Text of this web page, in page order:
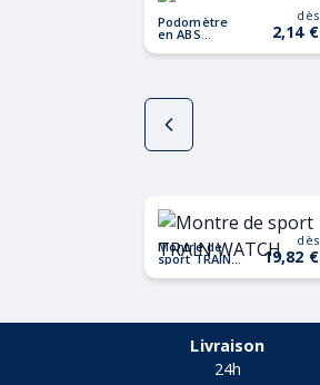
Podomètre
en ABS
dès
2,14 €
Montre de
sport TRAIN
WATCH
dès
19,82 €
Livraison
24h